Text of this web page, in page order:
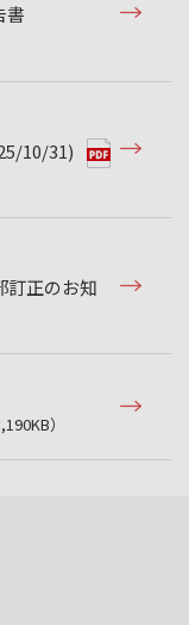
書
10/31)
正のお知
）